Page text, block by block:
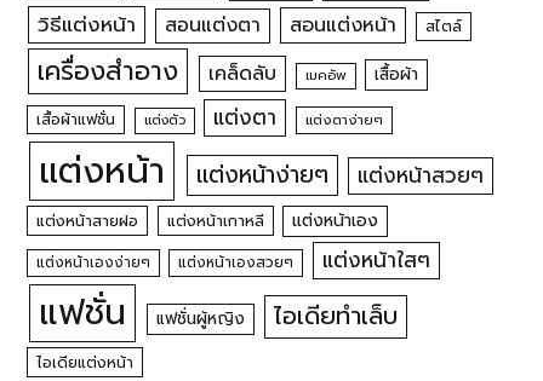
วิธีแต่งหน้า
สอนแต่งตา สอนแต่งหน้า สไตล์
เครื่องสำอาง เคล็ดลับ เมคอัพ เสื้อผ้า
เสื้อผ้าแฟชั่น แต่งตัว แต่งตา แต่งตาง่ายๆ
แต่งหน้า แต่งหน้าง่ายๆ แต่งหน้าสวยๆ
แต่งหน้าสายฝอ แต่งหน้าเกาหลี แต่งหน้าเอง
แต่งหน้าเองง่ายๆ แต่งหน้าเองสวยๆ แต่งหน้าใสๆ
แฟชั่น แฟชั่นผู้หญิง ไอเดียทำเล็บ
ไอเดียแต่งหน้า